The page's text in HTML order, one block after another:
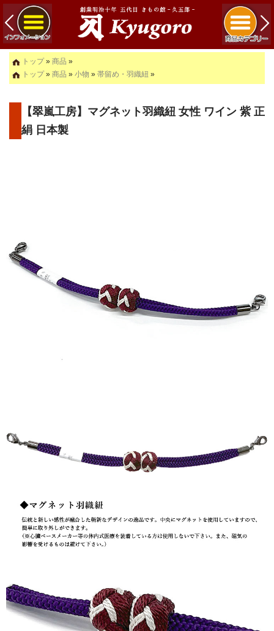
トップ» 商品 »
トップ» 商品 » 小物 » 帯留め・羽織紐 »
【翠嵐工房】マグネット羽織紐 女性 ワイン 紫 正
絹 日本製